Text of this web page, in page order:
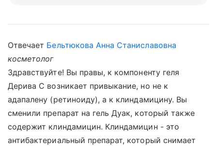
Отвечает Бельтюкова Анна Станиславовна
косметолог
Здравствуйте! Вы правы, к компоненту геля
Дерива С возникает привыкание, но не к
адапалену (ретиноиду), а к клиндамицину. Вы
сменили препарат на гель Дуак, который также
содержит клиндамицин. Клиндамицин - это
антибактериальный препарат, который снимает